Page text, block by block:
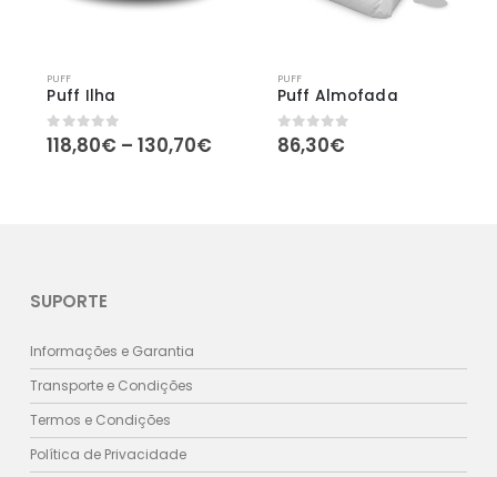
PUFF
Puff Ilha
0out of 5
118,80€ – 130,70€
PUFF
Puff Almofada
0out of 5
86,30€
SUPORTE
Informações e Garantia
Transporte e Condições
Termos e Condições
Política de Privacidade